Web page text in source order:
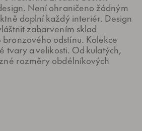
Není ohraničeno žádným
doplní každý interiér. Design
zabarvením sklad
odstínu. Kolekce
tvary a velikosti. Od kulatých,
rozměry obdélníkových